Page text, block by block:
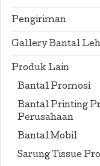
Pengiriman
Gallery Bantal
Produk Lain
Bantal Promosi
Bantal Printing
Perusahaan
Bantal Mobil
Sarung Tissue